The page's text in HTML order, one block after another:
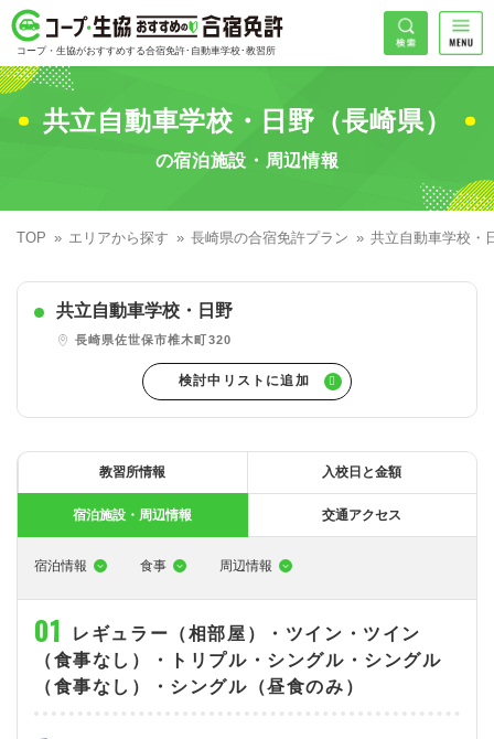
コープ・生協おすすめの合宿免許
コープ・生協がおすすめする合宿免許･自動車学校･教習所
HOME
コープ・生協おすすめの合宿免許ランキング
普通車
大型二輪
準中型車
大型特殊
中型車
大型二種
普通二種
エリアで探す
東北エリア
甲信越エリア
東海エリア
中国エリア
四国エリア
九州エリア
早割
学割
組合員特典
キャンペーンで探す
こだわり条件で探す
コープ合宿免許スタッフがおすすめの教習所
お一人でも安心な教習所
教習料金が安い教習所
温泉プランがある教習所
自炊ができる教習所
ホテルプランがある教習所
入校日で探す
私たちについて
コープ・生協おすすめの合宿免許パンフレット
よくある質問
入校の流れ/スケジュール
給付金制度について
希望免許
地域
希望入校日
26 件が見つかりました
免許の種類
から探す
エリア
から探す
割引プラン
検索
共立自動車学校・日野（長崎県）
の宿泊施設・周辺情報
TOP エリアから探す 長崎県の合宿免許プラン 共立自動車学校・
共立自動車学校・日野
長崎県佐世保市椎木町320
教習所情報 入校日と金額
宿泊施設・周辺情報 交通アクセス
宿泊情報 食事 周辺情報
レギュラー（相部屋）・ツイン・ツイン
（食事なし）・トリプル・シングル・シングル
（食事なし）・シングル（昼食のみ）